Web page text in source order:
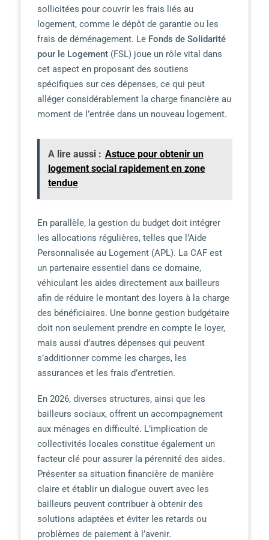
sollicitées pour couvrir les frais liés au
logement, comme le dépôt de garantie ou les
frais de déménagement. Le Fonds de Solidarité
pour le Logement(FSL) joue un rôle vital dans
cet aspect en proposant des soutiens
spécifiques sur ces dépenses, ce qui peut
alléger considérablement la charge financière au
moment de l’entrée dans un nouveau logement.
A lire aussi : Astuce pour obtenir un
logement social rapidement en zone
tendue
En parallèle, la gestion du budget doit intégrer
les allocations régulières, telles que l’Aide
Personnalisée au Logement (APL). La CAF est
un partenaire essentiel dans ce domaine,
véhiculant les aides directement aux bailleurs
afin de réduire le montant des loyers à la charge
des bénéficiaires. Une bonne gestion budgétaire
doit non seulement prendre en compte le loyer,
mais aussi d’autres dépenses qui peuvent
s’additionner comme les charges, les
assurances et les frais d’entretien.
En 2026, diverses structures, ainsi que les
bailleurs sociaux, offrent un accompagnement
aux ménages en difficulté. L’implication de
collectivités locales constitue également un
facteur clé pour assurer la pérennité des aides.
Présenter sa situation financière de manière
claire et établir un dialogue ouvert avec les
bailleurs peuvent contribuer à obtenir des
solutions adaptées et éviter les retards ou
problèmes de paiement à l’avenir.